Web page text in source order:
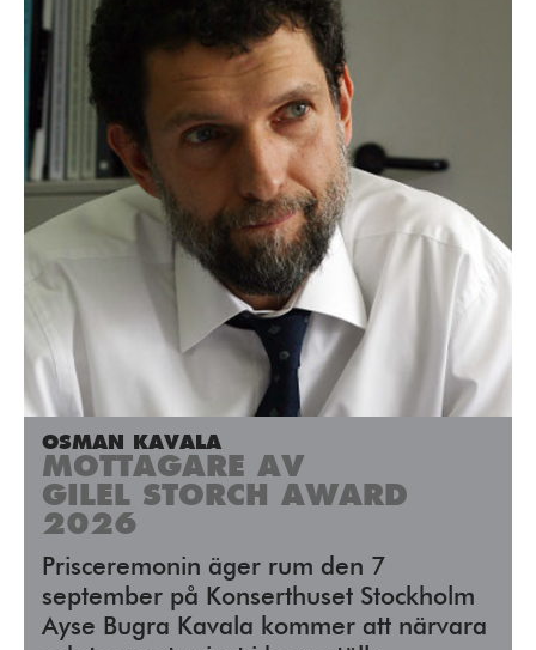
OSMAN KAVALA
MOTTAGARE AV
GILEL STORCH AWARD
2026
Prisceremonin äger rum den 7
september på Konserthuset Stockholm
Ayse Bugra Kavala kommer att närvara